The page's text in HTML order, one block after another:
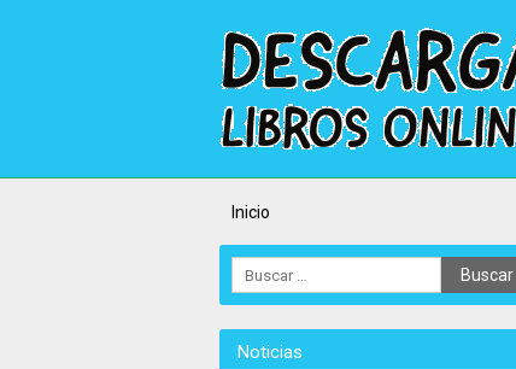
Inicio
Noticias